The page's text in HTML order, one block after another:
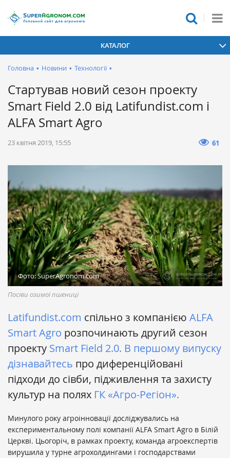
КАТАЛОГ
Головна • Новини • Технології •
Стартував новий сезон проекту
Smart Field 2.0 від Latifundist.com і
ALFA Smart Agro
23 квітня 2019, 15:55 61
Фото: SuperAgronom.com
Посіви озимої пшениці
Latifundist.com спільно з компанією ALFA
Smart Agro розпочинають другий сезон
проекту Smart Field 2.0. В першому випуску
дізнавайтесь про диференційовані
підходи до сівби, підживлення та захисту
культур на полях ГК «Агро-Регіон».
Минулого року агроінновації досліджувались на
експериментальному полі компанії ALFA Smart Agro в Білій
Церкві. Цьогоріч, в рамках проекту, команда агроекспертів
вирушила у турне агрохолдингами і господарствами